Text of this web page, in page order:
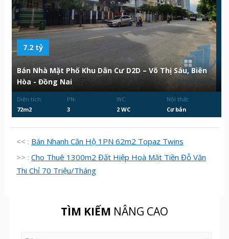
7.2 tỷ
Bán Nhà Mặt Phố Khu Dân Cư D2D – Võ Thị Sáu, Biên
Hòa - Đồng Nai
Diện tích:
72m2
PN:
3
WC:
2 WC
Nội thất:
Cơ bản
<< : Bán Nhanh Căn Hộ 1PN 62m2 Topaz Twins
>> : Cho Thuê 1300m2 Đất Hiệp Hoà Mặt Tiền Đỗ Văn
Thi Chỉ 70 Triệu/Tháng
TÌM KIẾM NÂNG CAO